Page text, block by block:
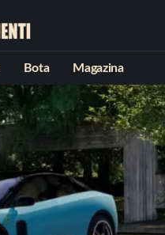
Bota Magazina